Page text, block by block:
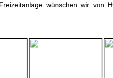
wünschen wir von